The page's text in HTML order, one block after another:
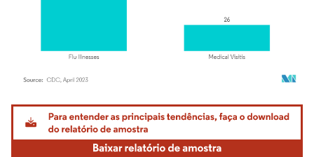
Imagem © Mordor Intelligence. O reuso requer atribuição conforme CC BY 4.0.